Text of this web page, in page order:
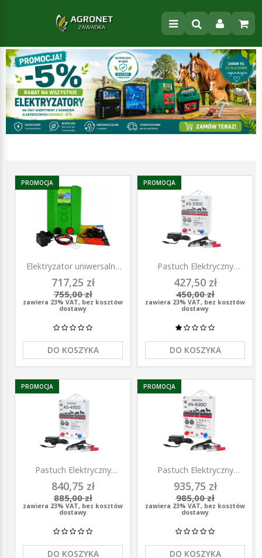
Elektryzator uniwersalny
TITAN DUO 3000, dla
koni, bydła, owiec i kóz,
2,0 J, Kerbl
717,25 zł
755,00 zł
zawiera 23% VAT, bez kosztów
dostawy
DO KOSZYKA
PROMOCJA
Pastuch Elektryczny
Elektryzator uniwersalny
Pomelac AS-3300 3,3 Jula
427,50 zł
450,00 zł
zawiera 23% VAT, bez kosztów
dostawy
DO KOSZYKA
PROMOCJA
Pastuch Elektryczny
Elektryzator uniwersalny
Pomelac AS-4900 4,9Jula
840,75 zł
885,00 zł
zawiera 23% VAT, bez kosztów
dostawy
DO KOSZYKA
PROMOCJA
Pastuch Elektryczny
Elektryzator uniwersalny
Pomelac AS-6300 6,3Jula
935,75 zł
985,00 zł
zawiera 23% VAT, bez kosztów
dostawy
DO KOSZYKA
PROMOCJA